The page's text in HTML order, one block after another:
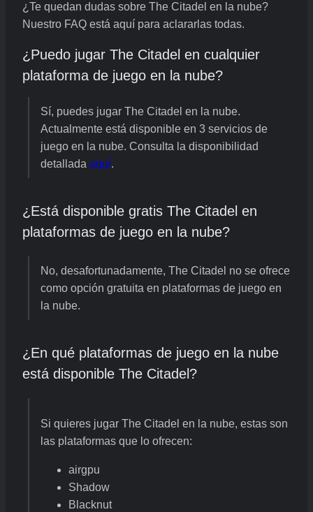
¿Te quedan dudas sobre The Citadel en la nube?
Nuestro FAQ está aquí para aclararlas todas.
¿Puedo jugar The Citadel en cualquier
plataforma de juego en la nube?
Sí, puedes jugar The Citadel en la nube.
Actualmente está disponible en 3 servicios de
juego en la nube. Consulta la disponibilidad
detallada aquí.
¿Está disponible gratis The Citadel en
plataformas de juego en la nube?
No, desafortunadamente, The Citadel no se ofrece
como opción gratuita en plataformas de juego en
la nube.
¿En qué plataformas de juego en la nube
está disponible The Citadel?
Si quieres jugar The Citadel en la nube, estas son
las plataformas que lo ofrecen:
airgpu
Shadow
Blacknut